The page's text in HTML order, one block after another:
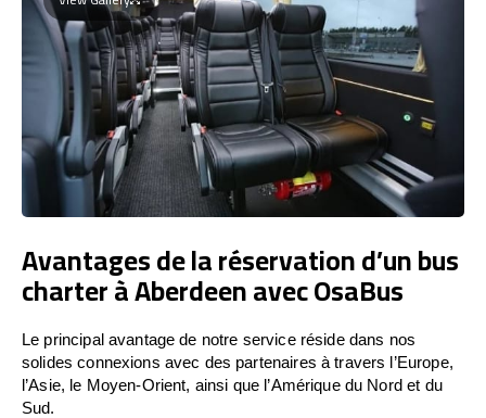
Avantages de la réservation d’un bus
charter à Aberdeen avec OsaBus
Le principal avantage de notre service réside dans nos
solides connexions avec des partenaires à travers l’Europe,
l’Asie, le Moyen-Orient, ainsi que l’Amérique du Nord et du
Sud.